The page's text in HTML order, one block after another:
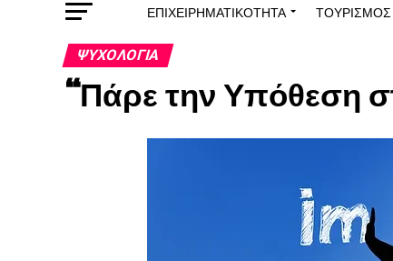
ΕΠΙΧΕΙΡΗΜΑΤΙΚΌΤΗΤΑ ΤΟΥΡΙΣΜΌΣ
ΨΥΧΟΛΟΓΊΑ
“Πάρε την Υπόθεση